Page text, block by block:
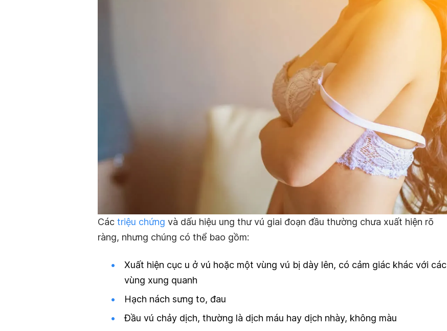
Các triệu chứng và dấu hiệu ung thư vú giai đoạn đầu thường chưa xuất hiện rõ
ràng, nhưng chúng có thể bao gồm:
Xuất hiện cục u ở vú hoặc một vùng vú bị dày lên, có cảm giác khác với các
vùng xung quanh
Hạch nách sưng to, đau
Đầu vú chảy dịch, thường là dịch máu hay dịch nhày, không màu